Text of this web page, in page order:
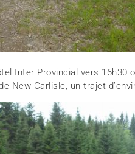
Inter Provincial vers 16h30
New Carlisle, un trajet